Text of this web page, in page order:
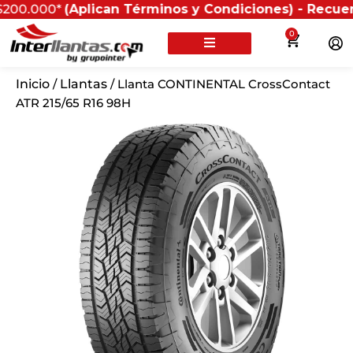
(Aplican Términos y Condiciones) - Recuerda
0
Inicio / Llantas / Llanta CONTINENTAL CrossContact
ATR 215/65 R16 98H